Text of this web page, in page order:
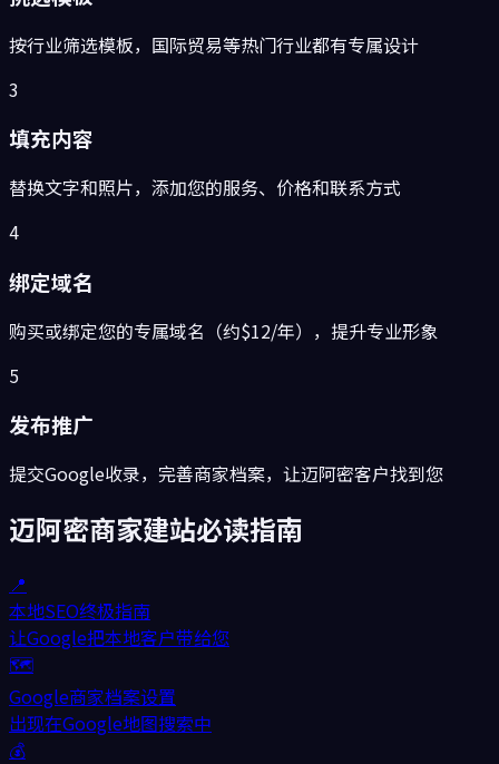
按行业筛选模板，国际贸易等热门行业都有专属设计
3
填充内容
替换文字和照片，添加您的服务、价格和联系方式
4
绑定域名
购买或绑定您的专属域名（约$12/年），提升专业形象
5
发布推广
提交Google收录，完善商家档案，让迈阿密客户找到您
迈阿密商家建站必读指南
📍
本地SEO终极指南
让Google把本地客户带给您
🗺️
Google商家档案设置
出现在Google地图搜索中
💰